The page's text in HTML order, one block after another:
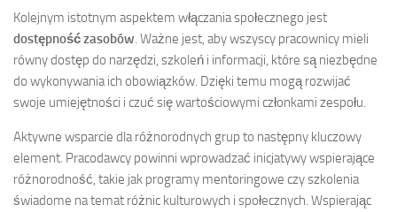
Kolejnym istotnym aspektem włączania społecznego jest
dostępność zasobów. Ważne jest, aby wszyscy pracownicy mieli
równy dostęp do narzędzi, szkoleń i informacji, które są niezbędne
do wykonywania ich obowiązków. Dzięki temu mogą rozwijać
swoje umiejętności i czuć się wartościowymi członkami zespołu.
Aktywne wsparcie dla różnorodnych grup to następny kluczowy
element. Pracodawcy powinni wprowadzać inicjatywy wspierające
różnorodność, takie jak programy mentoringowe czy szkolenia
świadome na temat różnic kulturowych i społecznych. Wspierając